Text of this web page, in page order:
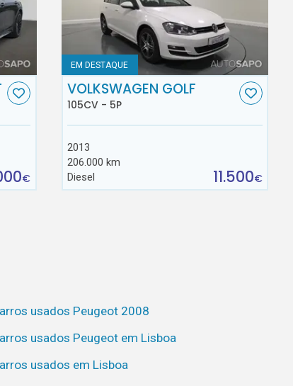
€
EM DESTAQUE
VOLKSWAGEN GOLF
105CV - 5P
2013
206.000 km
Diesel
11.500€
usados Peugeot 2008
usados Peugeot em Lisboa
usados em Lisboa